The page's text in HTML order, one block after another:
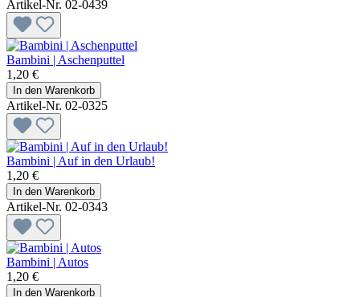
Artikel-Nr. 02-0439
Bambini | Aschenputtel
1,20 €
In den Warenkorb
Artikel-Nr. 02-0325
Bambini | Auf in den Urlaub!
1,20 €
In den Warenkorb
Artikel-Nr. 02-0343
Bambini | Autos
1,20 €
In den Warenkorb